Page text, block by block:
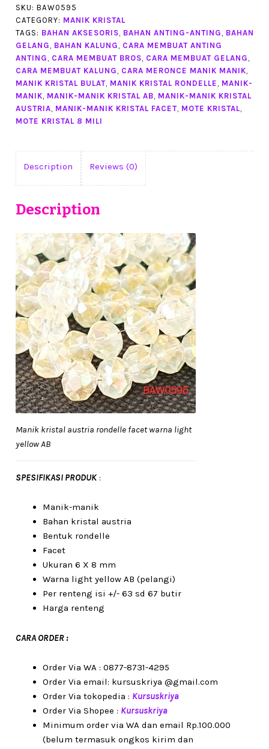
warna
light
yellow
AB
per
renteng
(BAW0595)
quantity
SKU: BAW0595
CATEGORY: MANIK KRISTAL
TAGS: BAHAN AKSESORIS BAHAN ANTING-ANTING
BAHAN
GELANG
BAHAN KALUNG
CARA MEMBUAT ANTING
ANTING
CARA MEMBUAT BROS CARA MEMBUAT GELANG
CARA MEMBUAT KALUNG
CARA MERONCE MANIK MANIK
MANIK KRISTAL BULAT, MANIK KRISTAL RONDELLE
MANIK-
MANIK MANIK-MANIK KRISTAL AB MANIK-MANIK KRISTAL
AUSTRIA MANIK-MANIK KRISTAL FACET, MOTE KRISTAL
MOTE KRISTAL 8 MILI
Description Reviews (0)
Description
Manik kristal austria rondelle facet warna light
yellow AB
SPESIFIKASI PRODUK:
Manik-manik
Bahan kristal austria
Bentuk rondelle
Facet
Ukuran 6 X 8 mm
Warna light yellow AB (pelangi)
Per renteng isi +/- 63 sd 67 butir
Harga renteng
CARA ORDER :
Order Via WA : 0877-8731-4295
Order Via email: kursuskriya @gmail.com
Order Via tokopedia : Kursuskriya
Order Via Shopee : Kursuskriya
Minimum order via WA dan email Rp.100.000
(belum termasuk ongkos kirim dan